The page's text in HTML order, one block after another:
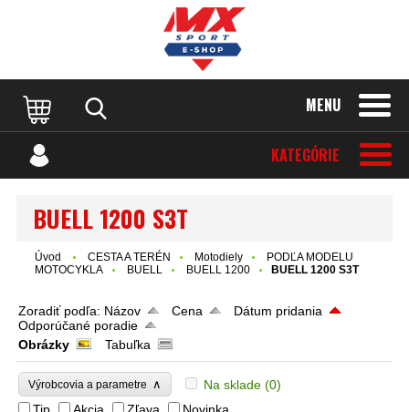
MENU
KATEGÓRIE
BUELL 1200 S3T
Úvod CESTA A TERÉN Motodiely
PODĽA MODELU
MOTOCYKLA
BUELL BUELL 1200 BUELL 1200 S3T
Zoradiť podľa: Názov Cena
Dátum pridania
Odporúčané poradie
Obrázky
Tabuľka
Výrobcovia a parametre ∧ Na sklade (0)